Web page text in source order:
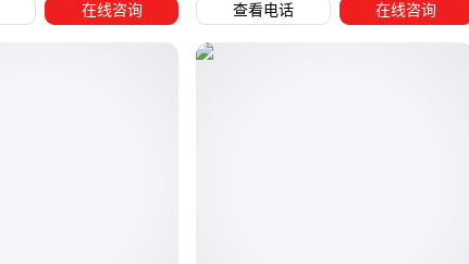
三、如何根据项目需求选择防水产品？
在线咨询 查看电话 在线咨询